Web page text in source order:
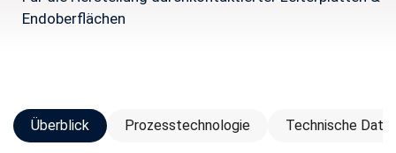
Endoberflächen
Überblick Prozesstechnologie Technische